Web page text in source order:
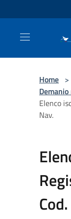
Salta al contenuto
Home >
Elenco
Nav.